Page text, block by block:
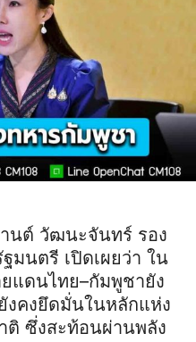
นต์ วัฒนะจันทร์ รอง
มนตรี เปิดเผยว่า ใน
แดนไทย–กัมพูชายัง
งคงยึดมั่นในหลักแห่ง
ติ ซึ่งสะท้อนผ่านพลัง